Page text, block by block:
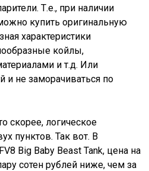
Т.е., при наличии
купить оригинальную
характеристики
койлы,
и т.д. Или
и не заморачиваться по
скорее, логическое
пунктов. Так вот. В
Big Baby Beast Tank, цена на
сотен рублей ниже, чем за